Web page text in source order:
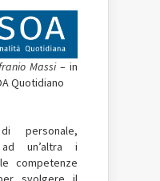
Massi – in
Quotidiano
personale,
ad un’altra i
competenze